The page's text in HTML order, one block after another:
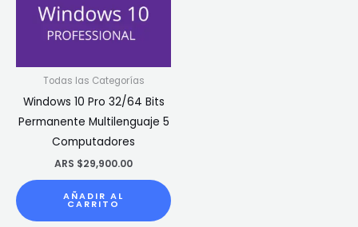
Todas las Categorías
Windows 10 Pro 32/64 Bits
Permanente Multilenguaje 5
Computadores
ARS $29,900.00
AÑADIR AL
CARRITO